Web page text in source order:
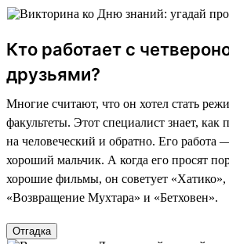
Кто работает с
друзьями?
Многие считают, что он хотел стать
факультеты. Этот специалист знает, как
на человеческий и обратно. Его работа
хороший мальчик. А когда его просят
хорошие фильмы, он советует «Хатико»,
«Возвращение Мухтара» и «Бетховен».
Отгадка